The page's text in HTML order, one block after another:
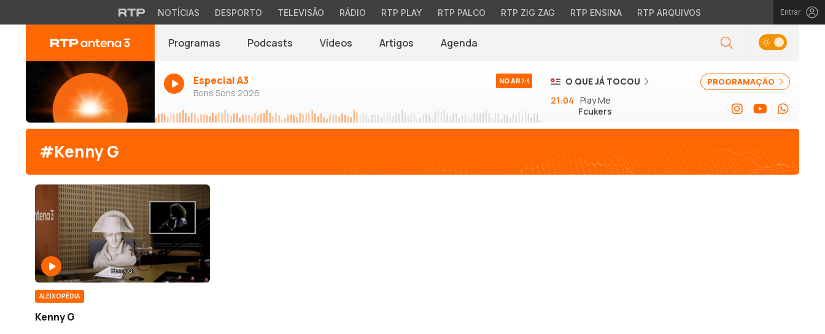
NOTÍCIAS DESPORTO TELEVISÃO RÁDIO RTP PLAY RTP PALCO RTP ZIG ZAG RTP ENSINA RTP ARQUIVOS Entrar
Programas Podcasts Vídeos Artigos Agenda
Especial A3
Bons Sons 2026
NO AR PROGRAMAÇÃO
O QUE JÁ TOCOU
21:04 Play Me
Fcukers
#Kenny G
ALEIXOPÉDIA
Kenny G